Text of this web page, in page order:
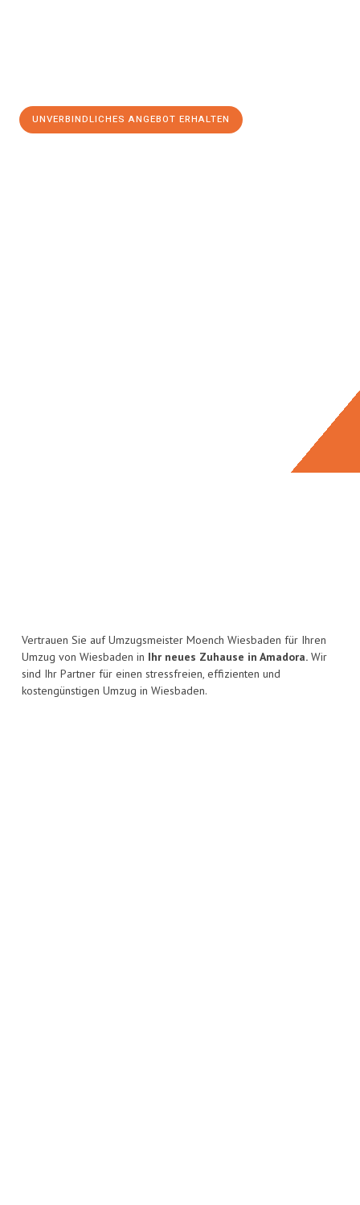
UNVERBINDLICHES ANGEBOT ERHALTEN
Vertrauen Sie auf Umzugsmeister Moench Wiesbaden für Ihren
Umzug von Wiesbaden in Ihr neues Zuhause in Amadora. Wir
sind Ihr Partner für einen stressfreien, effizienten und
kostengünstigen Umzug in Wiesbaden.